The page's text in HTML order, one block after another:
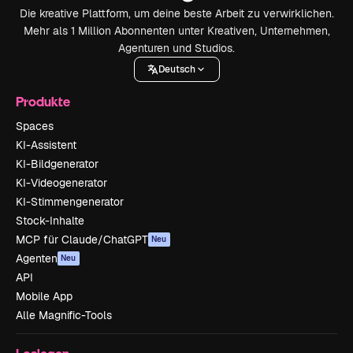
Die kreative Plattform, um deine beste Arbeit zu verwirklichen.
Mehr als 1 Million Abonnenten unter Kreativen, Unternehmen,
Agenturen und Studios.
Deutsch
Produkte
Spaces
KI-Assistent
KI-Bildgenerator
KI-Videogenerator
KI-Stimmengenerator
Stock-Inhalte
MCP für Claude/ChatGPT Neu
Agenten Neu
API
Mobile App
Alle Magnific-Tools